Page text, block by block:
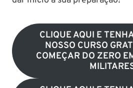
CLIQUE AQUI E
NOSSO CURSO
COMEÇAR DO ZERO